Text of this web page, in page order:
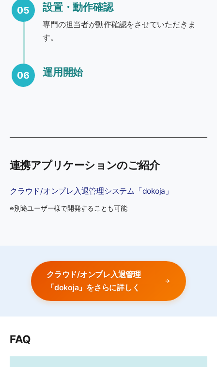
05 設置・動作確認
専門の担当者が動作確認をさせていただきま
す。
06 運用開始
連携アプリケーションのご紹介
クラウド/オンプレ入退管理システム「dokoja」
※別途ユーザー様で開発することも可能
クラウド/オンプレ入退管理
「dokoja」をさらに詳しく
FAQ